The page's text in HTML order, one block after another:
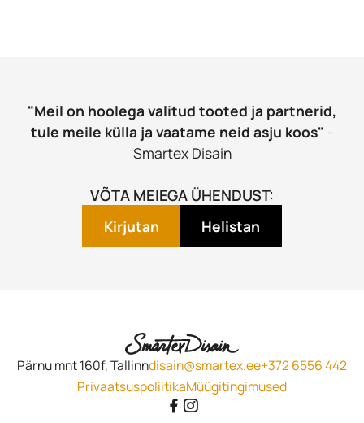
"Meil on hoolega valitud tooted ja partnerid,
tule meile külla ja vaatame neid asju koos" -
Smartex Disain
VÕTA MEIEGA ÜHENDUST:
Kirjutan Helistan
Pärnu mnt 160f, Tallinndisain@smartex.ee+372 6556 442
PrivaatsuspoliitikaMüügitingimused